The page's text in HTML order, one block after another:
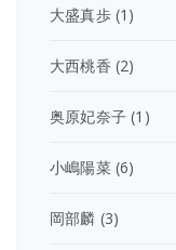
大盛真歩(1)
大西桃香 (2)
奥原妃奈子 (1)
小嶋陽菜(6)
岡部麟 (3)